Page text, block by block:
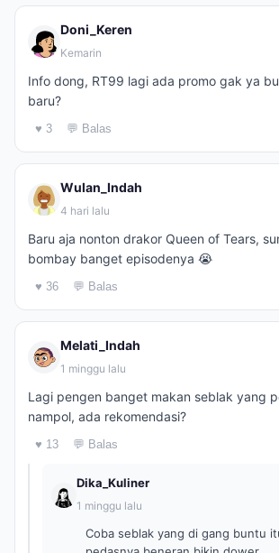
Doni_Keren
Kemarin
Info dong, RT99 lagi ada promo gak ya
baru?
♥ 3 💬 Balas
Wulan_Indah
4 hari lalu
Baru aja nonton drakor Queen of Tears,
bombay banget episodenya 😭
♥ 36 💬 Balas
Melati_Indah
1 minggu lalu
Lagi pengen banget makan seblak yang
nampol, ada rekomendasi?
♥ 13 💬 Balas
Dika_Kuliner
1 minggu lalu
Coba seblak yang di gang buntu